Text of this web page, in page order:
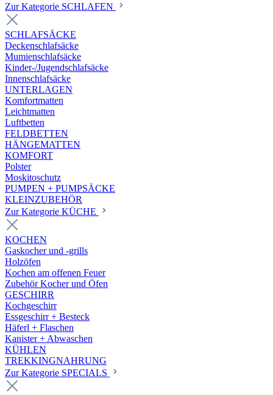
Zur Kategorie SCHLAFEN
SCHLAFSÄCKE
Deckenschlafsäcke
Mumienschlafsäcke
Kinder-/Jugendschlafsäcke
Innenschlafsäcke
UNTERLAGEN
Komfortmatten
Leichtmatten
Luftbetten
FELDBETTEN
HÄNGEMATTEN
KOMFORT
Polster
Moskitoschutz
PUMPEN + PUMPSÄCKE
KLEINZUBEHÖR
Zur Kategorie KÜCHE
KOCHEN
Gaskocher und -grills
Holzöfen
Kochen am offenen Feuer
Zubehör Kocher und Öfen
GESCHIRR
Kochgeschirr
Essgeschirr + Besteck
Häferl + Flaschen
Kanister + Abwaschen
KÜHLEN
TREKKINGNAHRUNG
Zur Kategorie SPECIALS